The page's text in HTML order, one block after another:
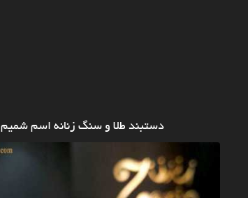
دستبند طلا و سنگ زنانه اسم شمیم